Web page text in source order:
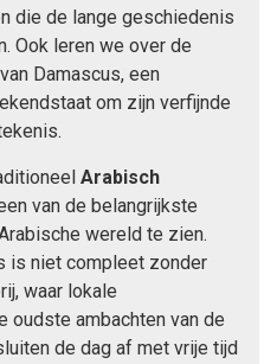
die de lange geschiedenis
Ook leren we over de
Damascus, een
om zijn verfijnde
Arabisch
van de belangrijkste
wereld te zien.
is niet compleet zonder
waar lokale
oudste ambachten van de
de dag af met vrije tijd